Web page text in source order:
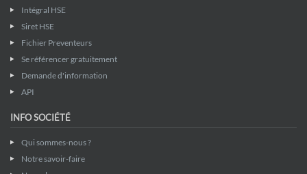
Intégral HSE
Siret HSE
Fichier Preventeurs
Se référencer gratuitement
Demande d'information
API
INFO SOCIÉTÉ
Qui sommes-nous ?
Notre savoir-faire